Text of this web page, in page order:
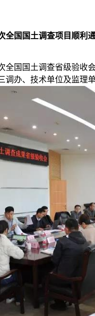
全国国土调查项目顺利
全国国土调查省级验收
调办、技术单位及监理